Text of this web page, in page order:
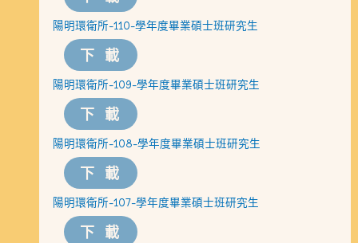
陽明環衛所-110-學年度畢業碩士班研究生
下載
陽明環衛所-109-學年度畢業碩士班研究生
下載
陽明環衛所-108-學年度畢業碩士班研究生
下載
陽明環衛所-107-學年度畢業碩士班研究生
下載